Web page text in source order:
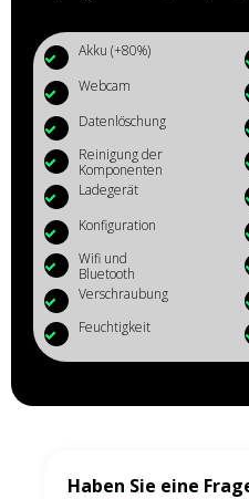
Akku (+80%)
Webcam
Datenlöschung
Reinigung der
Komponenten
Ladegerät
Konfiguration
Wifi und
Bluetooth
Verschraubung
Feuchtigkeit
Haben Sie eine